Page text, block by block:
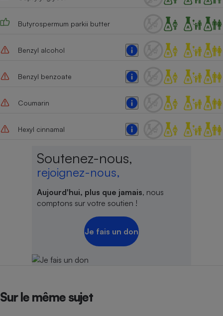
Butyrospermum parkii butter
Benzyl alcohol
Benzyl benzoate
Coumarin
Hexyl cinnamal
Soutenez-nous,
rejoignez-nous,
Aujourd'hui, plus que jamais, nous
comptons sur votre soutien !
Je fais un don
Sur le même sujet
Robot ménager